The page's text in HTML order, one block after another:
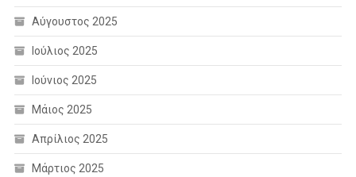
Αύγουστος 2025
Ιούλιος 2025
Ιούνιος 2025
Μάιος 2025
Απρίλιος 2025
Μάρτιος 2025